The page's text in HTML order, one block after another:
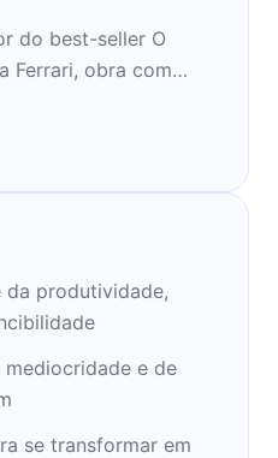
do best-seller O
Ferrari, obra com
vendidos.
o conceito do
um método
matinal.
produtividade,
e de
se transformar em